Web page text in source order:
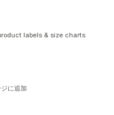
labels & size charts
に追加